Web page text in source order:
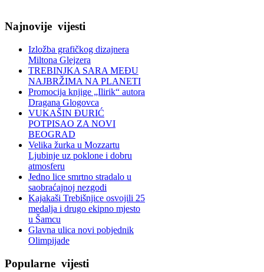
Najnovije vijesti
Izložba grafičkog dizajnera
Miltona Glejzera
TREBINЈKA SARA MEĐU
NAJBRŽIMA NA PLANETI
Promocija knjige „Ilirik“ autora
Dragana Glogovca
VUKAŠIN ĐURIĆ
POTPISAO ZA NOVI
BEOGRAD
Velika žurka u Mozzartu
Ljubinje uz poklone i dobru
atmosferu
Jedno lice smrtno stradalo u
saobraćajnoj nezgodi
Kajakaši Trebišnjice osvojili 25
medalja i drugo ekipno mjesto
u Šamcu
Glavna ulica novi pobjednik
Olimpijade
Popularne vijesti